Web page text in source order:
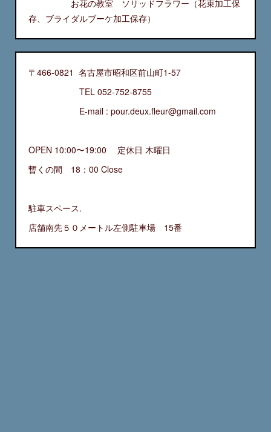
お花の教室 ソリッドフラワー（花束加工保
存、ブライダルブーケ加工保存）
〒466-0821 名古屋市昭和区前山町1-57
TEL 052-752-8755
E-mail : pour.deux.fleur@gmail.com
OPEN 10:00〜19:00 定休日 木曜日
暫くの間 18：00 Close
駐車スペース.
店舗南先５０メートル左側駐車場 15番